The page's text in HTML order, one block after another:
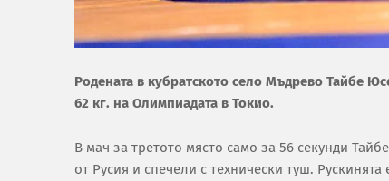
Родената в кубратското село Мъдрево Тайбе
62 кг. на Олимпиадата в Токио.
В мач за третото място само за 56 секунди
от Русия и спечели с технически туш. Рускинята